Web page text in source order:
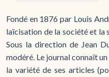
Fondé en 1876 par Louis
laïcisation de la société et la
Sous la direction de Jean
modéré. Le journal connaît
la variété de ses articles